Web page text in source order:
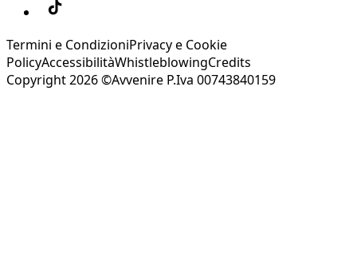
Termini e CondizioniPrivacy e Cookie
PolicyAccessibilitàWhistleblowingCredits
Copyright 2026 ©Avvenire P.Iva 00743840159